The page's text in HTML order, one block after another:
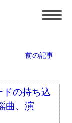
前の記事
ドの持ち込
曲、演